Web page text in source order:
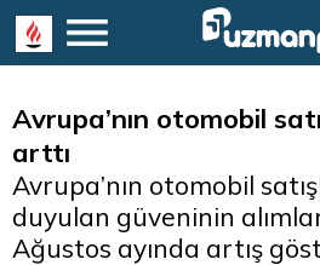
Avrupa’nın otomobil
arttı
Avrupa’nın otomobil
duyulan güveninin
Ağustos ayında artış